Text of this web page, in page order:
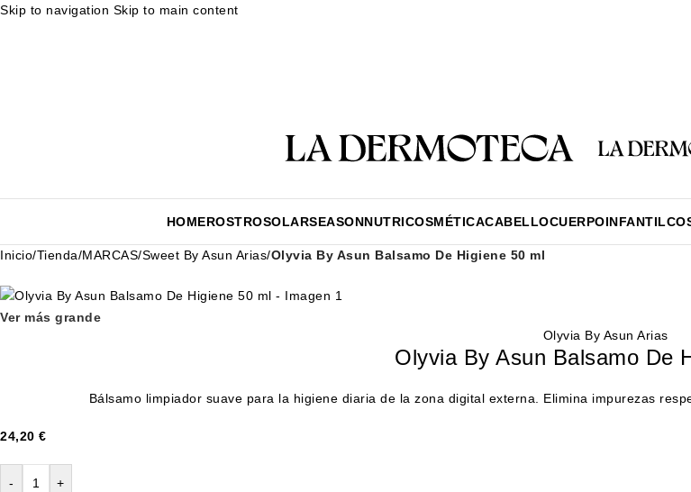
Skip to navigation Skip to main content
HOMEROSTROSOLARSEASONNUTRICOSMÉTICACABELLOCUERPOINFANTIL
Inicio/Tienda/MARCAS/Sweet By Asun Arias/Olyvia By Asun Balsamo De Higiene 50 ml
Ver más grande
Olyvia By Asun Arias
Olyvia By Asun Balsamo De
Bálsamo limpiador suave para la higiene diaria de la zona digital externa. Elimina impurezas
24,20 €
- +